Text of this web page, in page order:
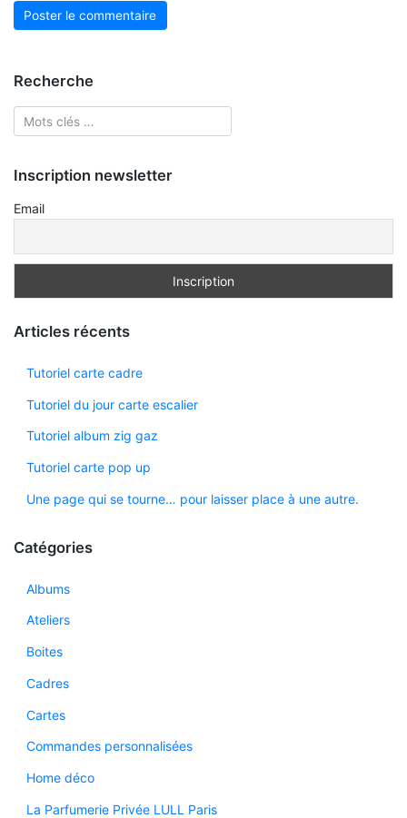
Recherche
Inscription newsletter
Email
Articles récents
Tutoriel carte cadre
Tutoriel du jour carte escalier
Tutoriel album zig gaz
Tutoriel carte pop up
Une page qui se tourne… pour laisser place à une autre.
Catégories
Albums
Ateliers
Boites
Cadres
Cartes
Commandes personnalisées
Home déco
La Parfumerie Privée LULL Paris